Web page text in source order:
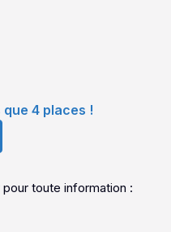
que 4 places !
toute information :